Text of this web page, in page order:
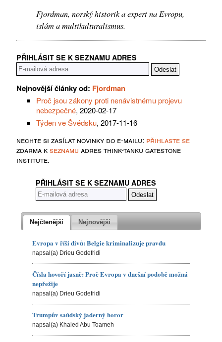
Fjordman, norský historik a expert na Evropu,
islám a multikulturalismus.
PŘIHLÁSIT SE K SEZNAMU ADRES
Nejnovější články od: Fjordman
Proč jsou zákony proti nenávistnému projevu
nebezpečné, 2020-02-17
Týden ve Švédsku, 2017-11-16
nechte si zasílat novinky do e-mailu: přihlaste se
zdarma kseznamu adres think-tanku gatestone
institute.
PŘIHLÁSIT SE K SEZNAMU ADRES
Nejčtenější Nejnovější
Evropa v říši divů: Belgie kriminalizuje pravdu
napsal(a) Drieu Godefridi
Čísla hovoří jasně: Proč Evropa v dnešní podobě možná
nepřežije
napsal(a) Drieu Godefridi
Trumpův saúdský jaderný horor
napsal(a) Khaled Abu Toameh